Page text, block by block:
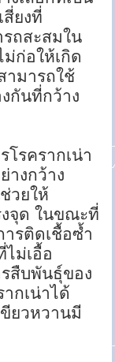
ยงที่
ถสะสมใน
ก่อให้เกิด
ามารถใช้
กันที่กว้าง
รครากเน่า
างกว้าง
วยให้
จุด ในขณะที่
รติดเชื้อซ้ำ
ม่เอื้อ
สืบพันธุ์ของ
กเน่าได้
ยวหวานมี